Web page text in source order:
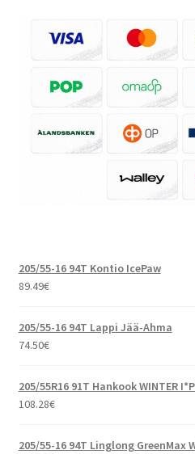
205/55-16 94T Kontio IcePaw
89.49€
205/55-16 94T Lappi Jää-Ahma
74.50€
205/55R16 91T Hankook WINTER
108.28€
205/55-16 94T Linglong GreenMax